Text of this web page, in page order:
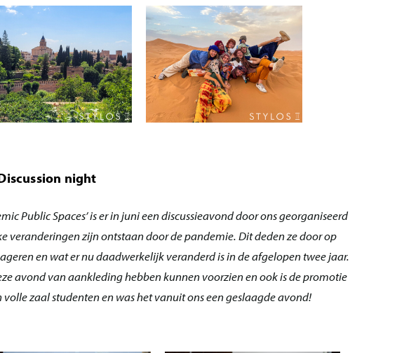
night
Public Spaces’ is er in juni een discussieavond door ons georganiseerd
veranderingen zijn ontstaan door de pandemie. Dit deden ze door op
en wat er nu daadwerkelijk veranderd is in de afgelopen twee jaar.
avond van aankleding hebben kunnen voorzien en ook is de promotie
zaal studenten en was het vanuit ons een geslaagde avond!